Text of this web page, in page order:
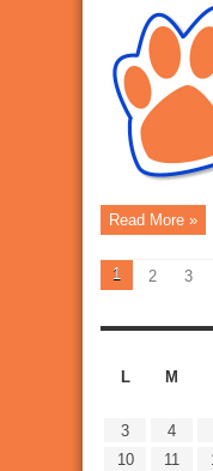
Read More »
1 2 3
L
M
3
4
10
11